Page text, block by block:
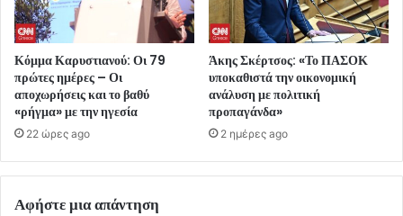
Κόμμα Καρυστιανού: Οι 79
πρώτες ημέρες – Οι
αποχωρήσεις και το βαθύ
«ρήγμα» με την ηγεσία
22 ώρες ago
Άκης Σκέρτσος: «Το ΠΑΣΟΚ
υποκαθιστά την οικονομική
ανάλυση με πολιτική
προπαγάνδα»
2 ημέρες ago
Αφήστε μια απάντηση